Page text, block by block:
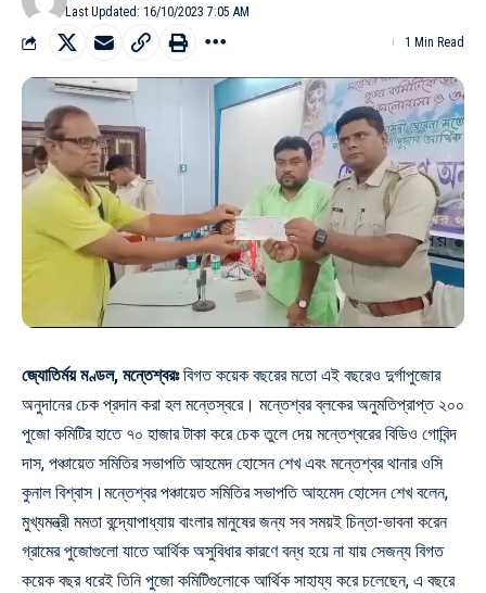
Last Updated: 16/10/2023 7:05 AM
1 Min Read
জ্যোতির্ময় মণ্ডল, মন্তেশ্বরঃবিগত কয়েক বছরের মতো এই বছরেও দুর্গাপুজোর
অনুদানের চেক প্রদান করা হল মন্তেস্বরে। মন্তেশ্বর ব্লকের অনুমতিপ্রাপ্ত ২০০
পুজো কমিটির হাতে ৭০ হাজার টাকা করে চেক তুলে দেয় মন্তেশ্বরের বিডিও গোবিন্দ
দাস, পঞ্চায়েত সমিতির সভাপতি আহমেদ হোসেন শেখ এবং মন্তেশ্বর থানার ওসি
কুনাল বিশ্বাস।মন্তেশ্বর পঞ্চায়েত সমিতির সভাপতি আহমেদ হোসেন শেখ বলেন,
মুখ্যমন্ত্রী মমতা বন্দ্যোপাধ্যায় বাংলার মানুষের জন্য সব সময়ই চিন্তা-ভাবনা করেন
গ্রামের পুজোগুলো যাতে আর্থিক অসুবিধার কারণে বন্ধ হয়ে না যায় সেজন্য বিগত
কয়েক বছর ধরেই তিনি পুজো কমিটিগুলোকে আর্থিক সাহায্য করে চলেছেন, এ বছরে